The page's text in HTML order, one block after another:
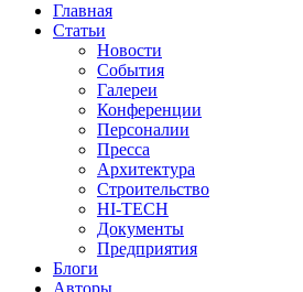
Главная
Статьи
Новости
События
Галереи
Конференции
Персоналии
Пресса
Архитектура
Строительство
HI-TECH
Документы
Предприятия
Блоги
Авторы